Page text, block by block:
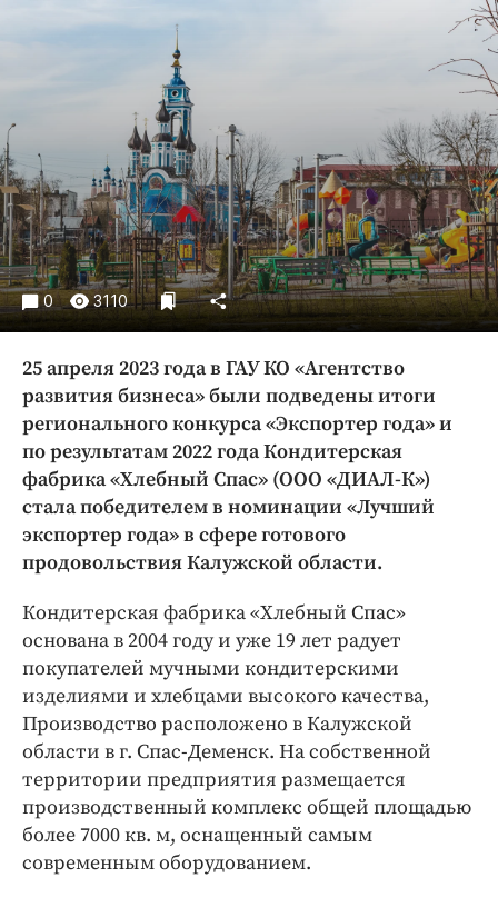
Криминал
Недвижимость и ЖКХ
Образование
Общество
Погода
Праздники
Происшествия
Спорт
Экономика и бизнес
ПРОЕКТЫ
Блоги
Издания
Медиаперсона
Интересное чтиво
Клиника года
Работодатель года
0 3110
25 апреля 2023 года в ГАУ КО «Агентство
развития бизнеса» были подведены итоги
регионального конкурса «Экспортер года» и
по результатам 2022 года Кондитерская
фабрика «Хлебный Спас» (ООО «ДИАЛ-К»)
стала победителем в номинации «Лучший
экспортер года» в сфере готового
продовольствия Калужской области.
Кондитерская фабрика «Хлебный Спас»
основана в 2004 году и уже 19 лет радует
покупателей мучными кондитерскими
изделиями и хлебцами высокого качества,
Производство расположено в Калужской
области в г. Спас-Деменск. На собственной
территории предприятия размещается
производственный комплекс общей площадью
более 7000 кв. м, оснащенный самым
современным оборудованием.